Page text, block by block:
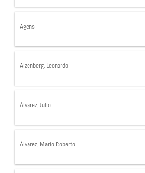
Agens
Aizenberg, Leonardo
Álvarez, Julio
Álvarez, Mario Roberto